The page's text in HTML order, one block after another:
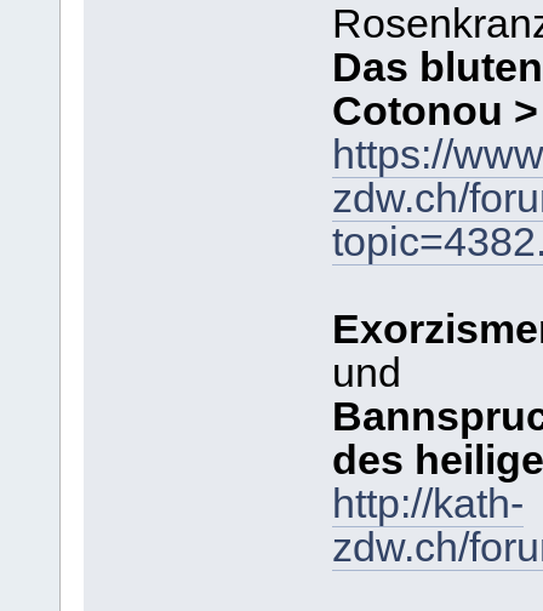
Das
Cotonou >
https://
zdw.ch/
und
des
http://kath-
zdw.ch/